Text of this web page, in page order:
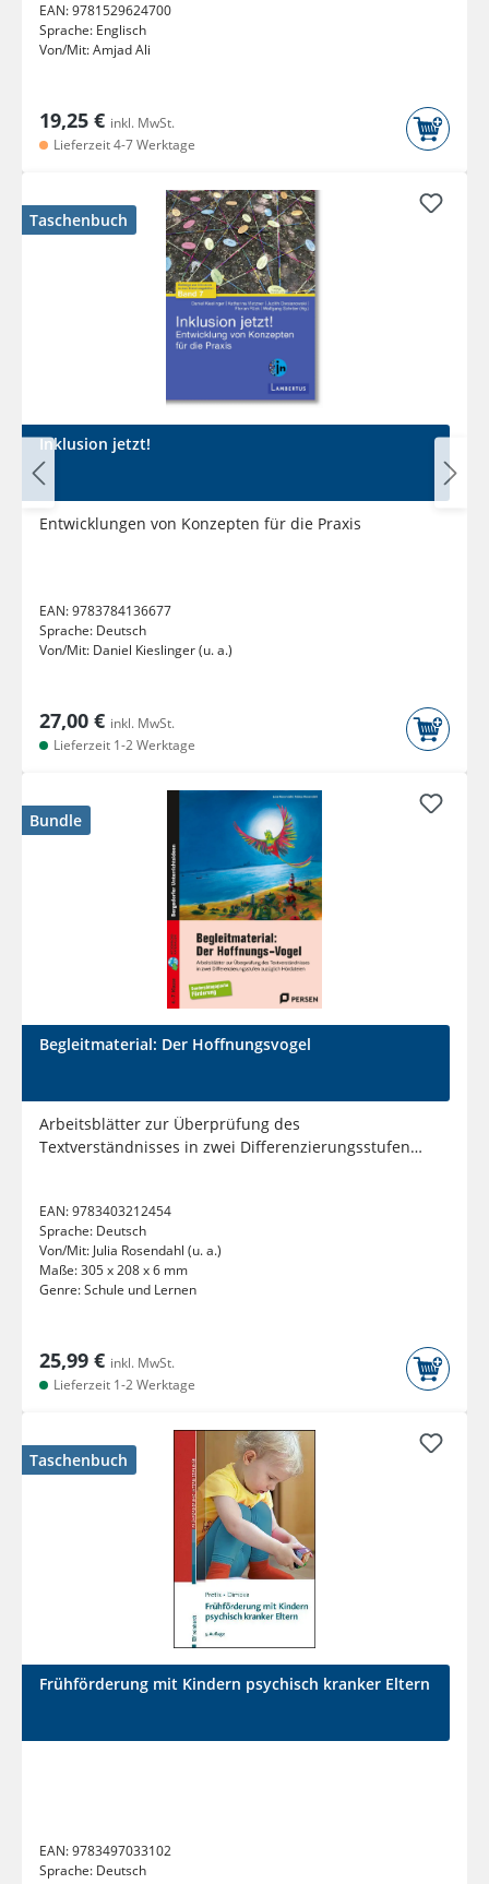
EAN:9781529624700
Sprache: Englisch
Von/Mit:Amjad Ali
19,25 € inkl. MwSt.
Lieferzeit 4-7 Werktage
Taschenbuch
Inklusion jetzt!
Entwicklungen von Konzepten für die Praxis
EAN:9783784136677
Sprache: Deutsch
Von/Mit: Daniel Kieslinger (u. a.)
27,00 € inkl. MwSt.
Lieferzeit 1-2 Werktage
Bundle
Begleitmaterial: Der Hoffnungsvogel
Arbeitsblätter zur Überprüfung des
Textverständnisses in zwei Differenzierungsstufen
EAN:9783403212454
Sprache: Deutsch
Von/Mit: Julia Rosendahl (u. a.)
Maße:305 x 208 x 6 mm
Genre:Schule und Lernen
25,99 € inkl. MwSt.
Lieferzeit 1-2 Werktage
Taschenbuch
Frühförderung mit Kindern psychisch kranker Eltern
EAN:9783497033102
Sprache: Deutsch